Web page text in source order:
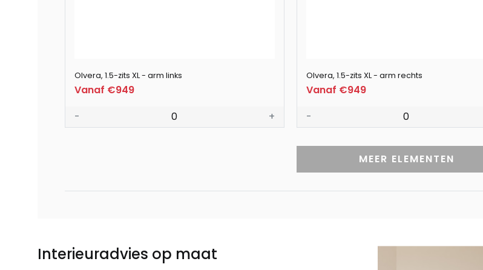
Olvera, 1.5-zits XL - arm links
Vanaf €949
-
0 +
Olvera, 1.5-zits XL - arm rechts
Vanaf €949
-
0
MEER ELEMENTEN
Interieuradvies op maat